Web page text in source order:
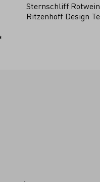
Sternschliff
Ritzenhoff Design